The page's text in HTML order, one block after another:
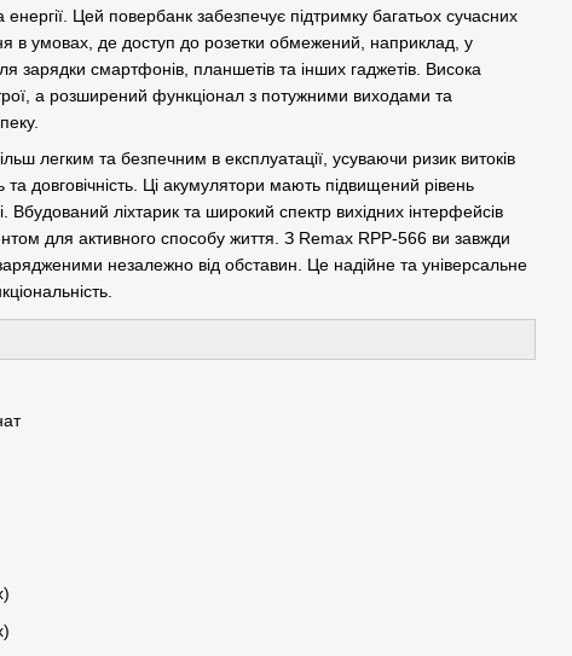
Цей повербанк забезпечує підтримку багатьох сучасних
в умовах, де доступ до розетки обмежений, наприклад, у
зарядки смартфонів, планшетів та інших гаджетів. Висока
а розширений функціонал з потужними виходами та
легким та безпечним в експлуатації, усуваючи ризик витоків
довговічність. Ці акумулятори мають підвищений рівень
Вбудований ліхтарик та широкий спектр вихідних інтерфейсів
для активного способу життя. З Remax RPP-566 ви завжди
незалежно від обставин. Це надійне та універсальне